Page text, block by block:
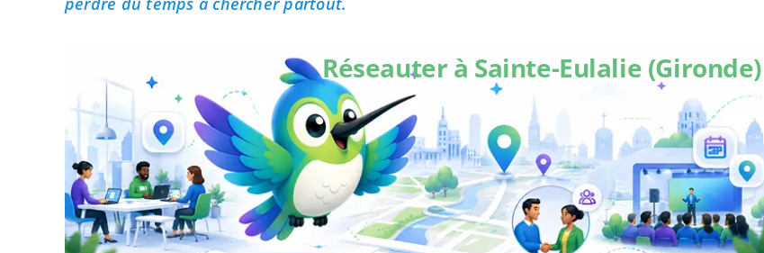
Réseauter à Sainte-Eulalie (Gironde)